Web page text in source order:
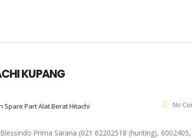
KUPANG
Spare Part Alat Berat Hitachi No
Prima Sarana (021 62202518 (hunting), 6002405,